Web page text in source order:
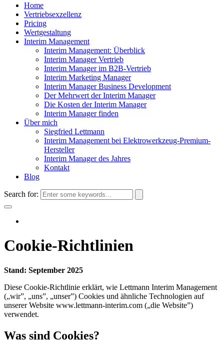
Home
Vertriebsexzellenz
Pricing
Wertgestaltung
Interim Management
Interim Management: Überblick
Interim Manager Vertrieb
Interim Manager im B2B-Vertrieb
Interim Marketing Manager
Interim Manager Business Development
Der Mehrwert der Interim Manager
Die Kosten der Interim Manager
Interim Manager finden
Über mich
Siegfried Lettmann
Interim Management bei Elektrowerkzeug-Premium-
Hersteller
Interim Manager des Jahres
Kontakt
Blog
Search for:
Cookie-Richtlinien
Stand: September 2025
Diese Cookie-Richtlinie erklärt, wie Lettmann Interim Management
(„wir”, „uns”, „unser”) Cookies und ähnliche Technologien auf
unserer Website www.lettmann-interim.com („die Website”)
verwendet.
Was sind Cookies?